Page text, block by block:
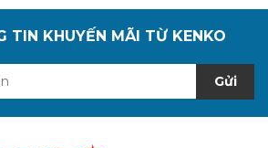
TIN KHUYẾN MÃI TỪ KENKO
Gửi